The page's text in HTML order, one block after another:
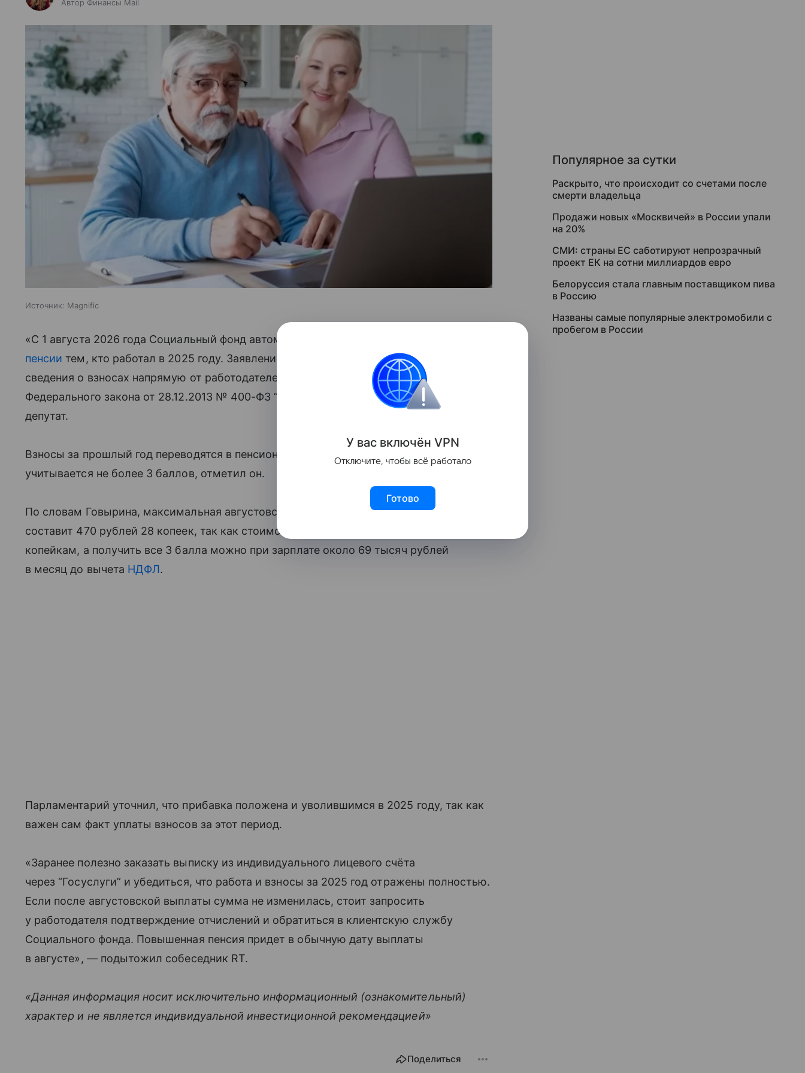
Автор Финансы Mail
Источник: Magnific
«С 1 августа 2026 года Социальный фонд автоматически пересчитает
пенсии тем, кто работал в 2025 году. Заявление подавать не нужно, фонд получает
сведения о взносах напрямую от работодателей. Механизм закреплен в ст. 18
Федерального закона от 28.12.2013 № 400-ФЗ “О страховых пенсиях”», — подчеркнул
депутат.
Взносы за прошлый год переводятся в пенсионные баллы, при этом при перерасчете
учитывается не более 3 баллов, отметил он.
По словам Говырина, максимальная августовская прибавка к пенсии в 2026 году
составит 470 рублей 28 копеек, так как стоимость 1 балла равна 156 рублям 76
копейкам, а получить все 3 балла можно при зарплате около 69 тысяч рублей
в месяц до вычета НДФЛ.
Парламентарий уточнил, что прибавка положена и уволившимся в 2025 году, так как
важен сам факт уплаты взносов за этот период.
«Заранее полезно заказать выписку из индивидуального лицевого счёта
через “Госуслуги” и убедиться, что работа и взносы за 2025 год отражены полностью.
Если после августовской выплаты сумма не изменилась, стоит запросить
у работодателя подтверждение отчислений и обратиться в клиентскую службу
Социального фонда. Повышенная пенсия придет в обычную дату выплаты
в августе», — подытожил собеседник RT.
«Данная информация носит исключительно информационный (ознакомительный)
характер и не является индивидуальной инвестиционной рекомендацией»
Поделиться
Популярное за сутки
Раскрыто, что происходит со счетами после
смерти владельца
Продажи новых «Москвичей» в России упали
на 20%
СМИ: страны ЕС саботируют непрозрачный
проект ЕК на сотни миллиардов евро
Белоруссия стала главным поставщиком пива
в Россию
Названы самые популярные электромобили с
пробегом в России
У вас включён VPN
Отключите, чтобы всё работало
Готово